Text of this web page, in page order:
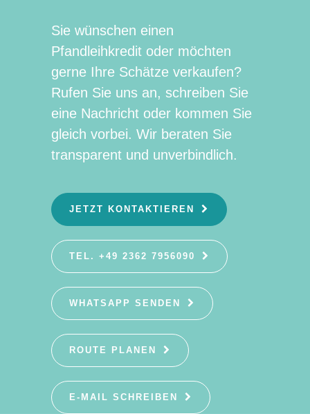
Sie wünschen einen
Pfandleihkredit oder möchten
gerne Ihre Schätze verkaufen?
Rufen Sie uns an, schreiben Sie
eine Nachricht oder kommen Sie
gleich vorbei. Wir beraten Sie
transparent und unverbindlich.
JETZT KONTAKTIEREN
TEL. +49 2362 7956090
WHATSAPP SENDEN
ROUTE PLANEN
E-MAIL SCHREIBEN